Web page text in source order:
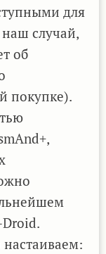
для
случай,
об
покупке).
Droid.